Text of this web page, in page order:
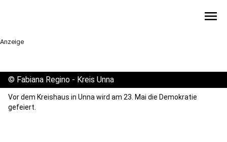
menu
Anzeige
© Fabiana Regino - Kreis Unna
Vor dem Kreishaus in Unna wird am 23. Mai die Demokratie
gefeiert.